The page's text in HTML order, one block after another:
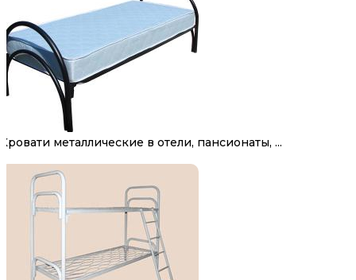
Кровати металлические в отели, пансионаты, ...